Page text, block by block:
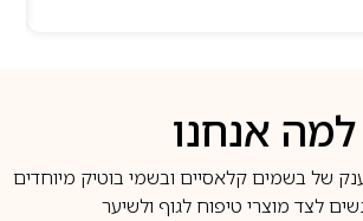
למה אנחנו
של בשמים קלאסיים ובשמי בוטיק מיוחדים
לצד מוצרי טיפוח לגוף ולשיער